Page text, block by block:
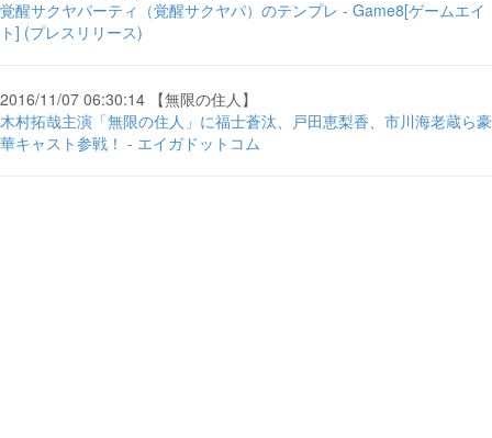
覚醒サクヤパーティ（覚醒サクヤパ）のテンプレ - Game8[ゲームエイ
ト] (プレスリリース)
2016/11/07 06:30:14 【無限の住人】
木村拓哉主演「無限の住人」に福士蒼汰、戸田恵梨香、市川海老蔵ら豪
華キャスト参戦！ - エイガドットコム